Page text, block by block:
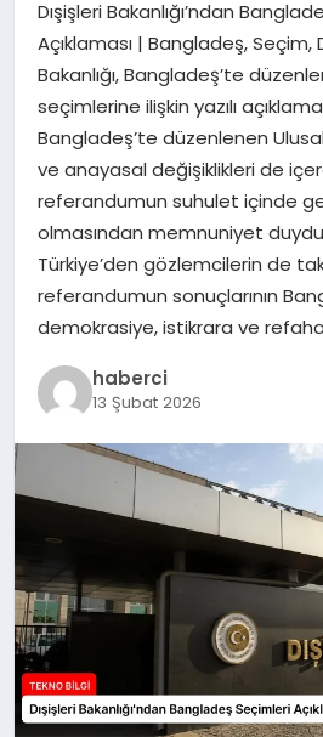
MAGAZIN
SAĞLIK
SIYASET
SPOR
TEKNOLOJI
YAŞAM
Dışişleri Bakanlığı’ndan
Açıklaması | Bangladeş, Seçim,
Bakanlığı, Bangladeş’te
seçimlerine ilişkin yazılı
Bangladeş’te düzenlenen
ve anayasal değişiklikleri de
referandumun suhulet içinde
olmasından memnuniyet
Türkiye’den gözlemcilerin de
referandumun sonuçlarının
demokrasiye, istikrara ve
haberci
13 Şubat 2026